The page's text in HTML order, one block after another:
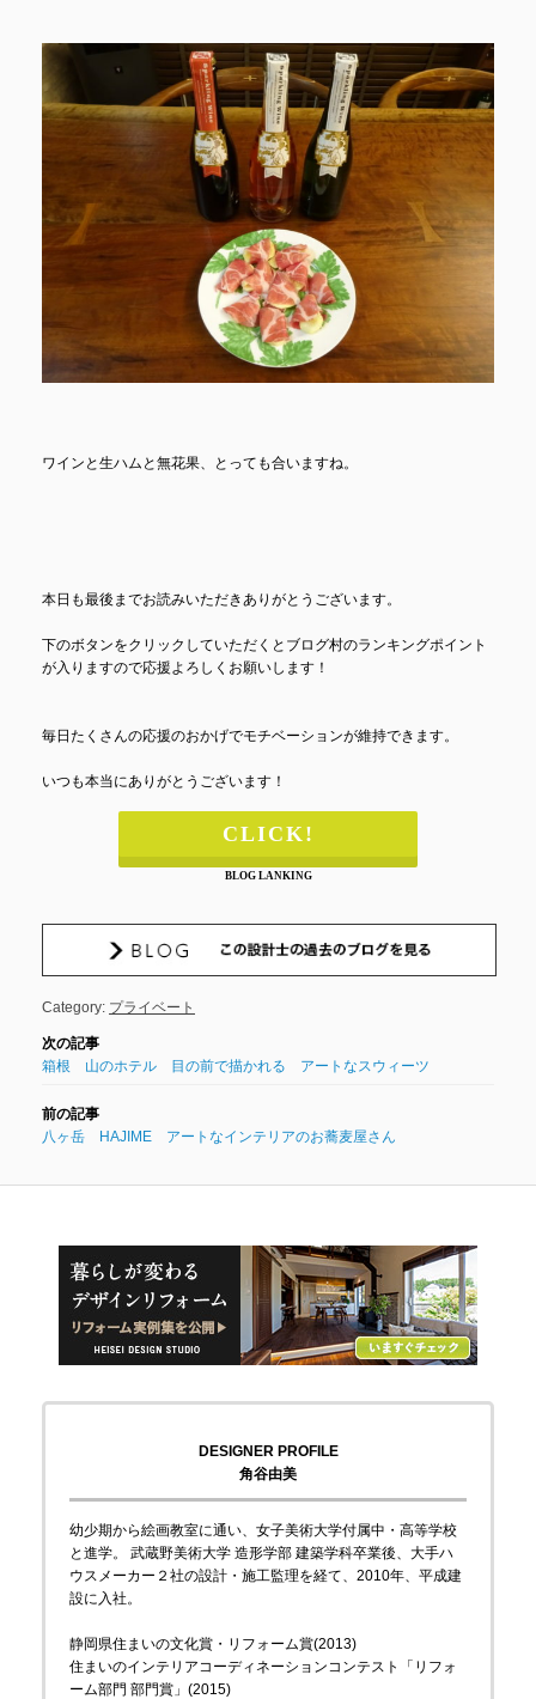
ワインと生ハムと無花果、とっても合いますね。
本日も最後までお読みいただきありがとうございます。
下のボタンをクリックしていただくとブログ村のランキングポイント
が入りますので応援よろしくお願いします！
毎日たくさんの応援のおかげでモチベーションが維持できます。
いつも本当にありがとうございます！
CLICK!
BLOG LANKING
Category: プライベート
箱根 山のホテル 目の前で描かれる アートなスウィーツ
八ヶ岳 HAJIME アートなインテリアのお蕎麦屋さん
DESIGNER PROFILE
角谷由美
幼少期から絵画教室に通い、女子美術大学付属中・高等学校
と進学。 武蔵野美術大学 造形学部 建築学科卒業後、大手ハ
ウスメーカー２社の設計・施工監理を経て、2010年、平成建
設に入社。
静岡県住まいの文化賞・リフォーム賞(2013)
住まいのインテリアコーディネーションコンテスト「リフォ
ーム部門 部門賞」(2015)